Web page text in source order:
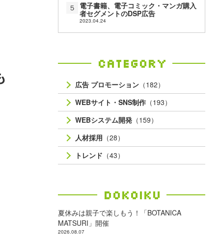
５ 電子書籍、電子コミック・マンガ購入
者セグメントのDSP広告
2023.04.24
Category
広告 プロモーション （182）
WEBサイト・SNS制作 （193）
WEBシステム開発 （159）
人材採用 （28）
トレンド （43）
Dokoiku
夏休みは親子で楽しもう！「BOTANICA
MATSURI」開催
2026.08.07